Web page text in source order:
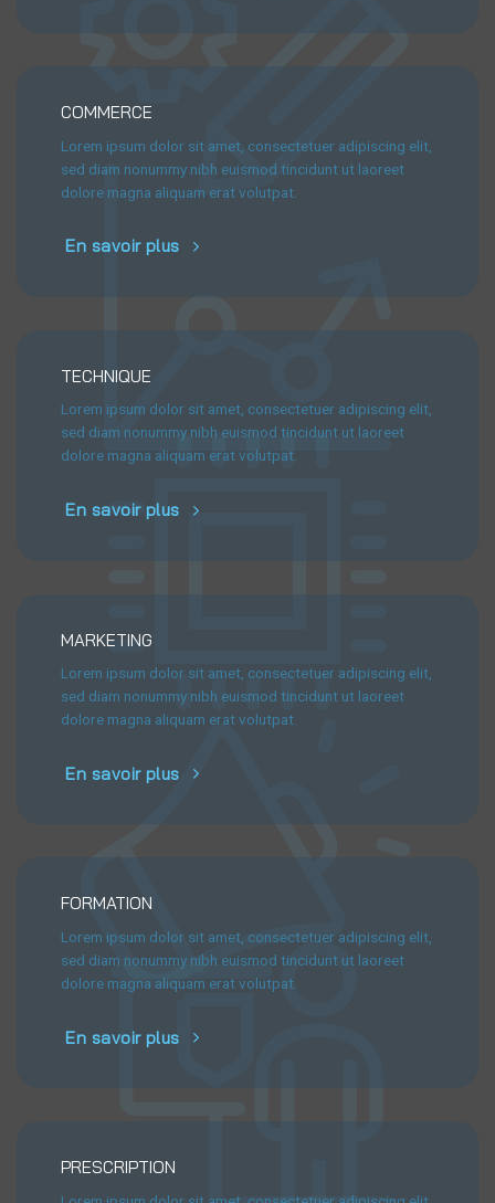
COMMERCE
Lorem ipsum dolor sit amet, consectetuer adipiscing elit,
sed diam nonummy nibh euismod tincidunt ut laoreet
dolore magna aliquam erat volutpat.
En savoir plus
TECHNIQUE
Lorem ipsum dolor sit amet, consectetuer adipiscing elit,
sed diam nonummy nibh euismod tincidunt ut laoreet
dolore magna aliquam erat volutpat.
En savoir plus
MARKETING
Lorem ipsum dolor sit amet, consectetuer adipiscing elit,
sed diam nonummy nibh euismod tincidunt ut laoreet
dolore magna aliquam erat volutpat.
En savoir plus
FORMATION
Lorem ipsum dolor sit amet, consectetuer adipiscing elit,
sed diam nonummy nibh euismod tincidunt ut laoreet
dolore magna aliquam erat volutpat.
En savoir plus
PRESCRIPTION